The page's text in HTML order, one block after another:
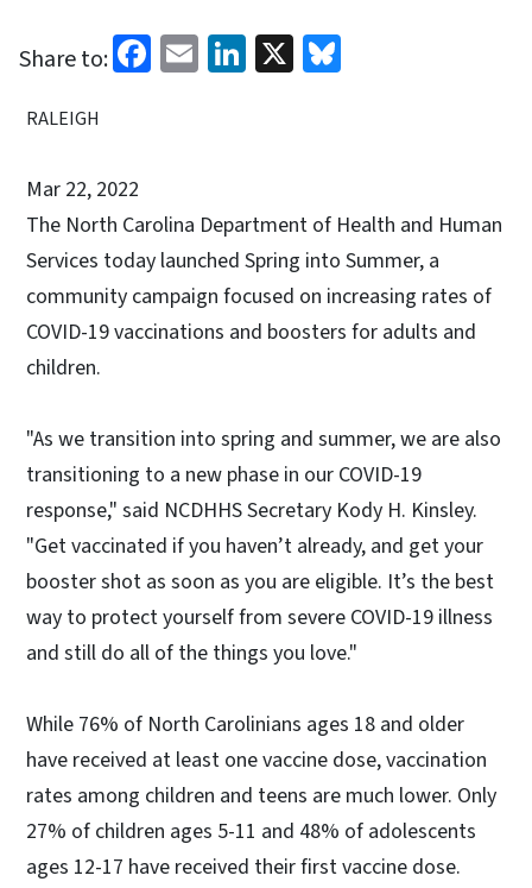
Share to: Facebook
EmailLinkedIn
X
RALEIGH
Mar 22, 2022
The North Carolina Department of Health and Human
Services today launched Spring into Summer, a
community campaign focused on increasing rates of
COVID-19 vaccinations and boosters for adults and
children.
"As we transition into spring and summer, we are also
transitioning to a new phase in our COVID-19
response," said NCDHHS Secretary Kody H. Kinsley.
"Get vaccinated if you haven’t already, and get your
booster shot as soon as you are eligible. It’s the best
way to protect yourself from severe COVID-19 illness
and still do all of the things you love."
While 76% of North Carolinians ages 18 and older
have received at least one vaccine dose, vaccination
rates among children and teens are much lower. Only
27% of children ages 5-11 and 48% of adolescents
ages 12-17 have received their first vaccine dose.